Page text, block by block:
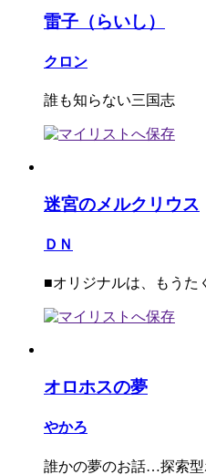
雷子（らいし）
クロン
誰も知らない三国志
迷宮のメルクリウス
ＤＮ
■オリジナルは、もうた
オロホスの夢
やかろ
誰かの夢のお話…探索型